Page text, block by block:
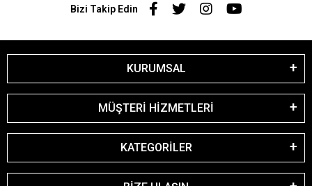
Bizi Takip Edin
KURUMSAL
MÜŞTERİ HİZMETLERİ
KATEGORİLER